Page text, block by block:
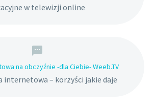
w telewizji online
na obczyźnie -dla Ciebie- Weeb.TV
internetowa – korzyści jakie daje